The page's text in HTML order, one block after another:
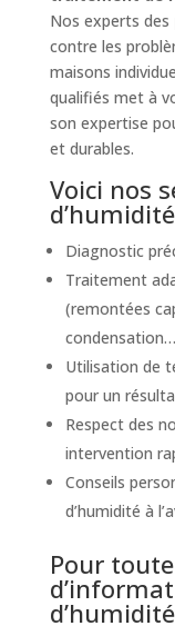
Nos experts des
contre les
maisons
qualifiés met à
son expertise
et durables.
Voici nos
Diagnostic
Traitement
(remontées
Utilisation de
pour un
Respect des
intervention
Conseils
d’humidité à
Pour